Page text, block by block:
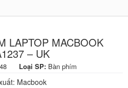
LAPTOP MACBOOK
– UK
Loại SP: Bàn phím
Macbook